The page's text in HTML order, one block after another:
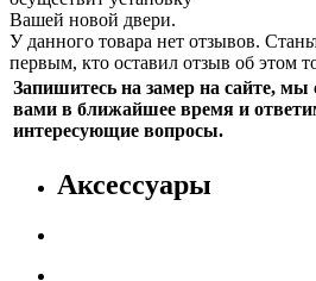
Вашей новой двери.
У данного товара нет отзывов.
первым, кто оставил отзыв об этом
Запишитесь на замер на сайте, мы
вами в ближайшее время и
интересующие вопросы.
Аксессуары